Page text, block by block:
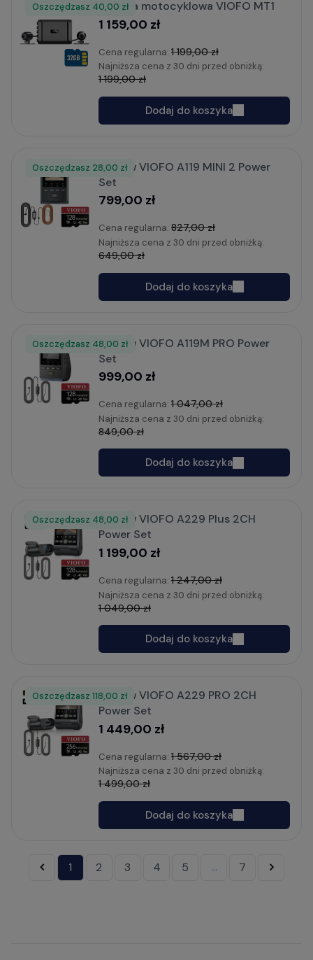
Kamera motocyklowa VIOFO MT1
1 159,00 zł
Oszczędzasz 40,00 zł
Cena regularna: 1 199,00 zł
Najniższa cena z 30 dni przed obniżką:
1 199,00 zł
Dodaj do koszyka
Rabat
Zestaw VIOFO A119 MINI 2 Power
Set
799,00 zł
Oszczędzasz 28,00 zł
Cena regularna: 827,00 zł
Najniższa cena z 30 dni przed obniżką:
649,00 zł
Dodaj do koszyka
Rabat
Zestaw VIOFO A119M PRO Power
Set
999,00 zł
Oszczędzasz 48,00 zł
Cena regularna: 1 047,00 zł
Najniższa cena z 30 dni przed obniżką:
849,00 zł
Dodaj do koszyka
Rabat
Zestaw VIOFO A229 Plus 2CH
Power Set
1 199,00 zł
Oszczędzasz 48,00 zł
Cena regularna: 1 247,00 zł
Najniższa cena z 30 dni przed obniżką:
1 049,00 zł
Dodaj do koszyka
Rabat
Zestaw VIOFO A229 PRO 2CH
Power Set
1 449,00 zł
Oszczędzasz 118,00 zł
Cena regularna: 1 567,00 zł
Najniższa cena z 30 dni przed obniżką:
1 499,00 zł
Dodaj do koszyka
Rabat
« 1 2 3 4 5 ... 7 »